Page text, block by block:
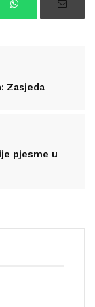
Zasjeda
pjesme u